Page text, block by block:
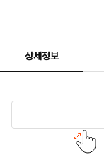
상세정보